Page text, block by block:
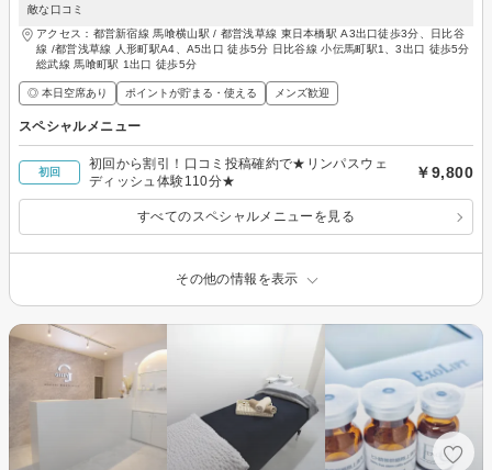
敵な口コミ
アクセス：都営新宿線 馬喰横山駅 / 都営浅草線 東日本橋駅 A3出口徒歩3分、日比谷
線 /都営浅草線 人形町駅A4、A5出口 徒歩5分 日比谷線 小伝馬町駅1、3出口 徒歩5分
総武線 馬喰町駅 1出口 徒歩5分
◎ 本日空席あり ポイントが貯まる・使える メンズ歓迎
スペシャルメニュー
初回
初回から割引！口コミ投稿確約で★リンパスウェ
ディッシュ体験110分★
￥9,800
すべてのスペシャルメニューを見る
その他の情報を表示